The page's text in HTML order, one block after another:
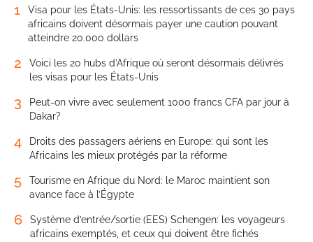
1
Visa pour les États-Unis: les ressortissants de ces 30 pays
africains doivent désormais payer une caution pouvant
atteindre 20.000 dollars
2
Voici les 20 hubs d’Afrique où seront désormais délivrés
les visas pour les États-Unis
3
Peut-on vivre avec seulement 1000 francs CFA par jour à
Dakar?
4
Droits des passagers aériens en Europe: qui sont les
Africains les mieux protégés par la réforme
5
Tourisme en Afrique du Nord: le Maroc maintient son
avance face à l’Égypte
6
Système d’entrée/sortie (EES) Schengen: les voyageurs
africains exemptés, et ceux qui doivent être fichés